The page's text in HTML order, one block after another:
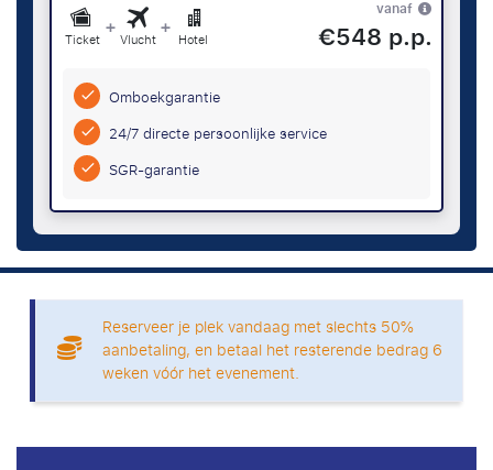
Ticket + Vlucht + Hotel
vanaf
€548 p.p.
Omboekgarantie
24/7 directe persoonlijke service
SGR-garantie
Reserveer je plek vandaag met slechts 50%
aanbetaling, en betaal het resterende bedrag 6
weken vóór het evenement.